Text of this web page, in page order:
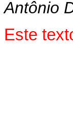
Antônio
Este